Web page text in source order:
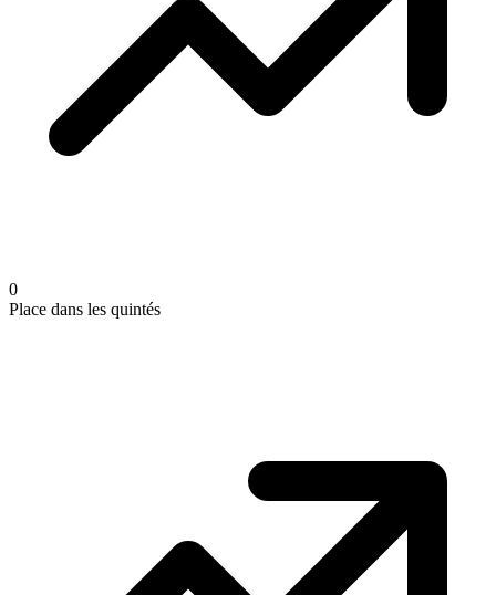
0
Place dans les quintés